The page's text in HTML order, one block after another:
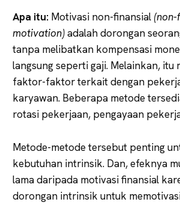
Apa itu: Motivasi non-finansial
motivation)adalah dorongan
tanpa melibatkan kompensasi
langsung seperti gaji. Melainkan, itu
faktor-faktor terkait dengan
karyawan. Beberapa metode
rotasi pekerjaan, pengayaan
Metode-metode tersebut penting
kebutuhan intrinsik. Dan, efeknya
lama daripada motivasi finansial
dorongan intrinsik untuk